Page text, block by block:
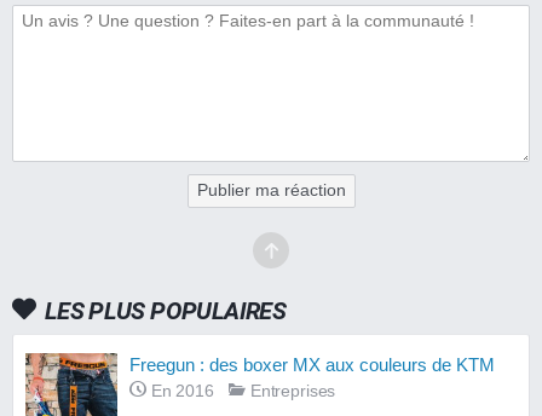
Publier ma réaction
LES PLUS POPULAIRES
Freegun : des boxer MX aux couleurs de KTM
En 2016 Entreprises